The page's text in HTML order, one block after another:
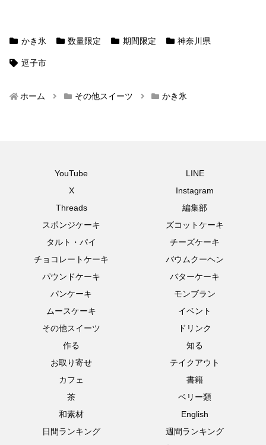
かき氷 数量限定 期間限定 神奈川県
逗子市
ホーム その他スイーツ かき氷
YouTube
LINE
X
Instagram
Threads
編集部
スポンジケーキ
ズコットケーキ
タルト・パイ
チーズケーキ
チョコレートケーキ
バウムクーヘン
パウンドケーキ
バターケーキ
パンケーキ
モンブラン
ムースケーキ
イベント
その他スイーツ
ドリンク
作る
知る
お取り寄せ
テイクアウト
カフェ
書籍
茶
ベリー類
和素材
English
日間ランキング
週間ランキング